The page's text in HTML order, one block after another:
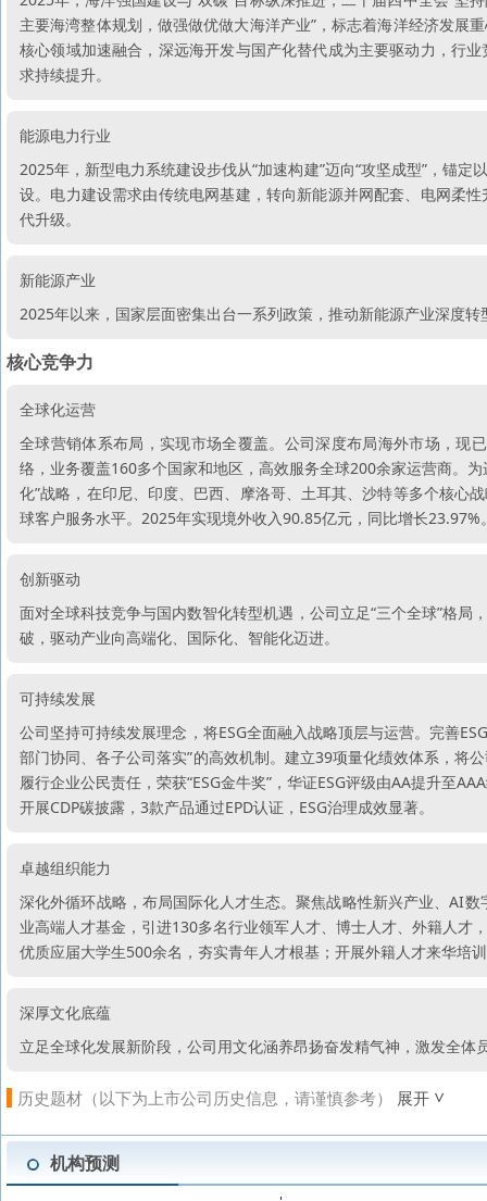
主要海湾整体规划，做强做优做大海洋产业”，标志着海洋经济发展
核心领域加速融合，深远海开发与国产化替代成为主要驱动力，行
求持续提升。
能源电力行业
2025年，新型电力系统建设步伐从“加速构建”迈向“攻坚成型”，锚
设。电力建设需求由传统电网基建，转向新能源并网配套、电网柔
代升级。
新能源产业
2025年以来，国家层面密集出台一系列政策，推动新能源产业深度
核心竞争力
全球化运营
全球营销体系布局，实现市场全覆盖。公司深度布局海外市场，现
络，业务覆盖160多个国家和地区，高效服务全球200余家运营商。
化”战略，在印尼、印度、巴西、摩洛哥、土耳其、沙特等多个核心
球客户服务水平。2025年实现境外收入90.85亿元，同比增长23.97%
创新驱动
面对全球科技竞争与国内数智化转型机遇，公司立足“三个全球”格
破，驱动产业向高端化、国际化、智能化迈进。
可持续发展
公司坚持可持续发展理念，将ESG全面融入战略顶层与运营。完善
部门协同、各子公司落实”的高效机制。建立39项量化绩效体系，将
履行企业公民责任，荣获“ESG金牛奖”，华证ESG评级由AA提升至
开展CDP碳披露，3款产品通过EPD认证，ESG治理成效显著。
卓越组织能力
深化外循环战略，布局国际化人才生态。聚焦战略性新兴产业、AI
业高端人才基金，引进130多名行业领军人才、博士人才、外籍人
优质应届大学生500余名，夯实青年人才根基；开展外籍人才来华培
深厚文化底蕴
立足全球化发展新阶段，公司用文化涵养昂扬奋发精气神，激发全
历史题材（以下为上市公司历史信息，请谨慎参考） 展开
机构预测